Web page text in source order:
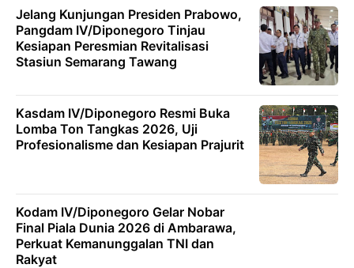
Jelang Kunjungan Presiden Prabowo,
Pangdam IV/Diponegoro Tinjau
Kesiapan Peresmian Revitalisasi
Stasiun Semarang Tawang
Kasdam IV/Diponegoro Resmi Buka
Lomba Ton Tangkas 2026, Uji
Profesionalisme dan Kesiapan Prajurit
Kodam IV/Diponegoro Gelar Nobar
Final Piala Dunia 2026 di Ambarawa,
Perkuat Kemanunggalan TNI dan
Rakyat